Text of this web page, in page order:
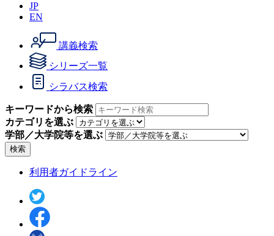
JP
EN
講義検索
シリーズ一覧
シラバス検索
キーワードから検索
カテゴリを選ぶ
学部／大学院等を選ぶ
検索
利用者ガイドライン